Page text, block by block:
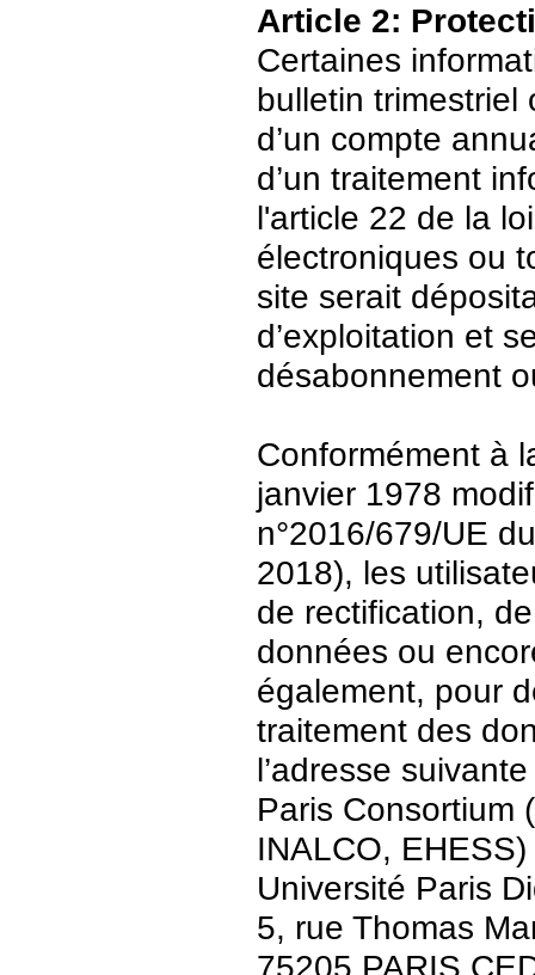
Article 2:
Certaines
bulletin trimestriel
d’un compte
d’un traitement
l'article 22 de la
électroniques ou
site serait
d’exploitation et
désabonnement
Conformément à
janvier 1978
n°2016/679/UE
2018), les
de rectification,
données ou
également, pour
traitement des
l’adresse
Paris Consortium
INALCO, EHESS)
Université Paris
5, rue Thomas
75205 PARIS